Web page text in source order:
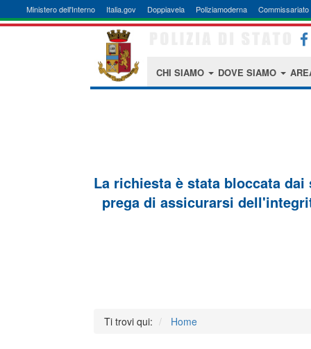
Ministero dell'Interno Italia.gov Doppiavela Poliziamoderna Commissariato
CHI SIAMO DOVE SIAMO
La richiesta è stata bloccata
prega di assicurarsi
Ti trovi qui: Home